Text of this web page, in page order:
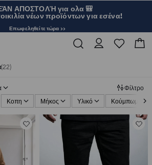
ΑΠΟΣΤΟΛΉ για ολα 🎒
νέων προϊόντων για εσένα!
Επωφεληθείτε τώρα >>
(22)
Φίλτρο
Κοπη Μήκος Υλικό Κούμπωμα